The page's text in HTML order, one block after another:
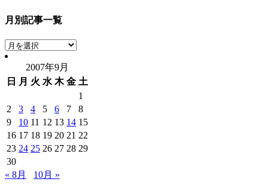
月別記事一覧
月
別
事
覧
2007年9月
日
月 火 水 木 金 土
1
2
3 4 5 6 7
8
9
10 11 12 13 14 15
16 17 18 19 20 21 22
23 24 25 26 27 28 29
30
« 8月
10月 »